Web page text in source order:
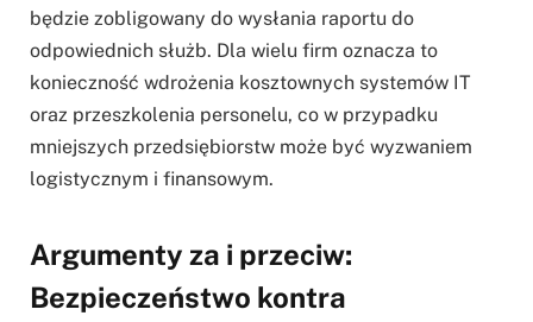
będzie zobligowany do wysłania raportu do
odpowiednich służb. Dla wielu firm oznacza to
konieczność wdrożenia kosztownych systemów IT
oraz przeszkolenia personelu, co w przypadku
mniejszych przedsiębiorstw może być wyzwaniem
logistycznym i finansowym.
Argumenty za i przeciw:
Bezpieczeństwo kontra